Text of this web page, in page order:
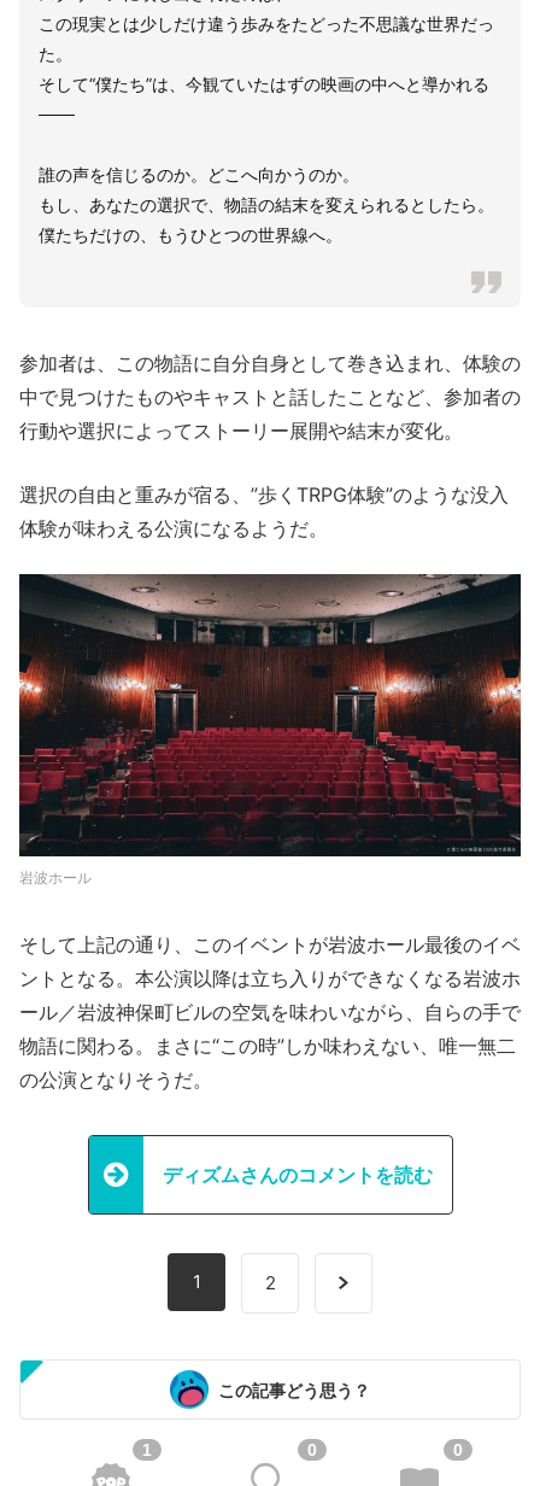
この現実とは少しだけ違う歩みをたどった不思議な世界だっ
た。
そして“僕たち”は、今観ていたはずの映画の中へと導かれる
───
誰の声を信じるのか。どこへ向かうのか。
もし、あなたの選択で、物語の結末を変えられるとしたら。
僕たちだけの、もうひとつの世界線へ。
参加者は、この物語に自分自身として巻き込まれ、体験の
中で見つけたものやキャストと話したことなど、参加者の
行動や選択によってストーリー展開や結末が変化。
選択の自由と重みが宿る、”歩くTRPG体験”のような没入
体験が味わえる公演になるようだ。
岩波ホール
そして上記の通り、このイベントが岩波ホール最後のイベ
ントとなる。本公演以降は立ち入りができなくなる岩波ホ
ール／岩波神保町ビルの空気を味わいながら、自らの手で
物語に関わる。まさに“この時”しか味わえない、唯一無二
の公演となりそうだ。
ディズムさんのコメントを読む
1 2
この記事どう思う？
1 0 0